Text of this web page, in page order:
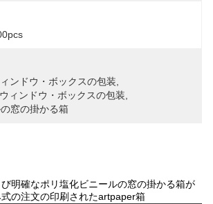
ンドウ・ボックスの包装
ィンドウ・ボックスの包装
窓の掛かる箱
明確なポリ塩化ビニールの窓の掛かる箱が
の注文の印刷されたartpaper箱